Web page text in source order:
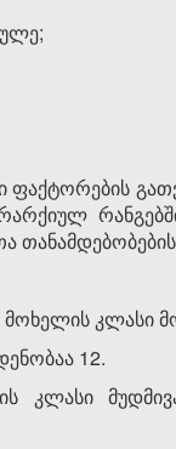
ფაქტორების
კლასი
12.
კლასი